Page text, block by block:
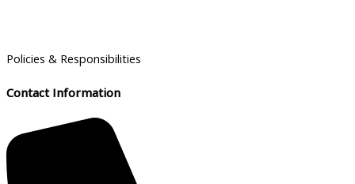
Policies & Responsibilities
Contact Information